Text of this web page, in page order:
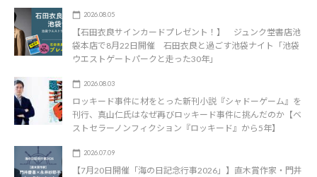
2026.08.05
【石田衣良サインカードプレゼント！】 ジュンク堂書店池
袋本店で8月22日開催 石田衣良と過ごす池袋ナイト「池袋
ウエストゲートパークと走った30年」
2026.08.03
ロッキード事件に材をとった新刊小説『シャドーゲーム』を
刊行、真山仁氏はなぜ再びロッキード事件に挑んだのか【ベ
ストセラーノンフィクション『ロッキード』から5年】
2026.07.09
【7月20日開催「海の日記念行事2026」】直木賞作家・門井